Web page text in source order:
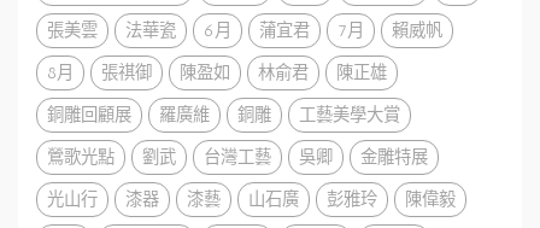
張美雲
法華瓷 6月 蒲宜君 7月
賴威帆
8月
張祺御 陳盈如 林俞君
陳正雄
銅雕回顧展
羅廣維 銅雕
工藝美學大賞
鶯歌光點
劉武 台灣工藝 吳卿
金雕特展
光山行
漆器 漆藝 山石廣 彭雅玲
陳偉毅